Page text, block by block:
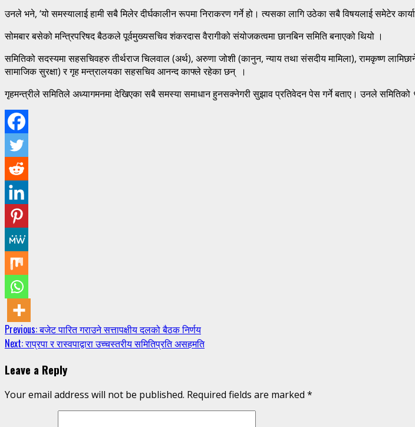
उनले भने, ‘यो समस्यालाई हामी सबै मिलेर दीर्घकालीन रूपमा निराकरण गर्ने हो। त्यसका लागि उठेका सबै विषयलाई समेटेर
सोमबार बसेको मन्त्रिपरिषद बैठकले पूर्वमुख्यसचिव शंकरदास वैरागीको संयोजकत्वमा छानबिन समिति बनाएको थियो ।
समितिको सदस्यमा सहसचिवहरु तीर्थराज चिलवाल (अर्थ), अरुणा जोशी (कानुन, न्याय तथा संसदीय मामिला), रामकृष्ण
सामाजिक सुरक्षा) र गृह मन्त्रालयका सहसचिव आनन्द काफ्ले रहेका छन् ।
गृहमन्त्रीले समितिले अध्यागमनमा देखिएका सबै समस्या समाधान हुनसक्नेगरी सुझाव प्रतिवेदन पेस गर्ने बताए। उनले समितिको ९
Continue
Reading
Previous:बजेट पारित गराउने सत्तापक्षीय दलको बैठक निर्णय
Next:राप्रपा र रास्वपाद्वारा उच्चस्तरीय समितिप्रति असहमति
Leave a Reply
Your email address will not be published. Required fields are marked *